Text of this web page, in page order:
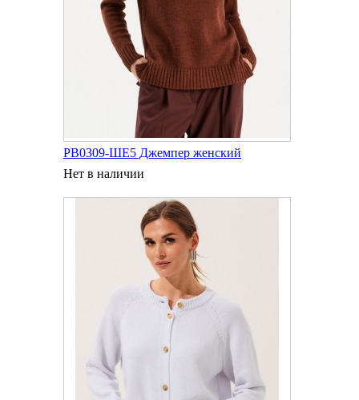
РВ0309-ШЕ5 Джемпер женский
Нет в наличии